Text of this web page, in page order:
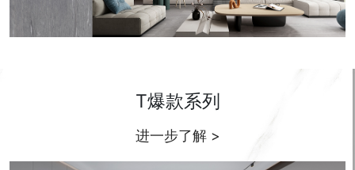
T爆款系列
进一步了解 >